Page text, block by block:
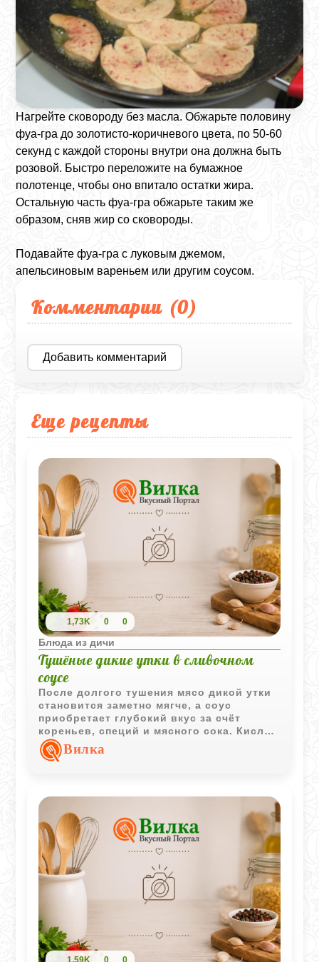
Нагрейте сковороду без масла. Обжарьте половину
фуа-гра до золотисто-коричневого цвета, по 50-60
секунд с каждой стороны внутри она должна быть
розовой. Быстро переложите на бумажное
полотенце, чтобы оно впитало остатки жира.
Остальную часть фуа-гра обжарьте таким же
образом, сняв жир со сковороды.
Подавайте фуа-гра с луковым джемом,
апельсиновым вареньем или другим соусом.
Комментарии (0)
Добавить комментарий
Еще рецепты
1,73K 0 0
Блюда из дичи
Тушёные дикие утки в сливочном
соусе
После долгого тушения мясо дикой утки
становится заметно мягче, а соус
приобретает глубокий вкус за счёт
кореньев, специй и мясного сока. Кислое
молоко делает подливу более нежной и
слегка бархатистой, не перебивая аромат
Вилка
1,59K 0 0